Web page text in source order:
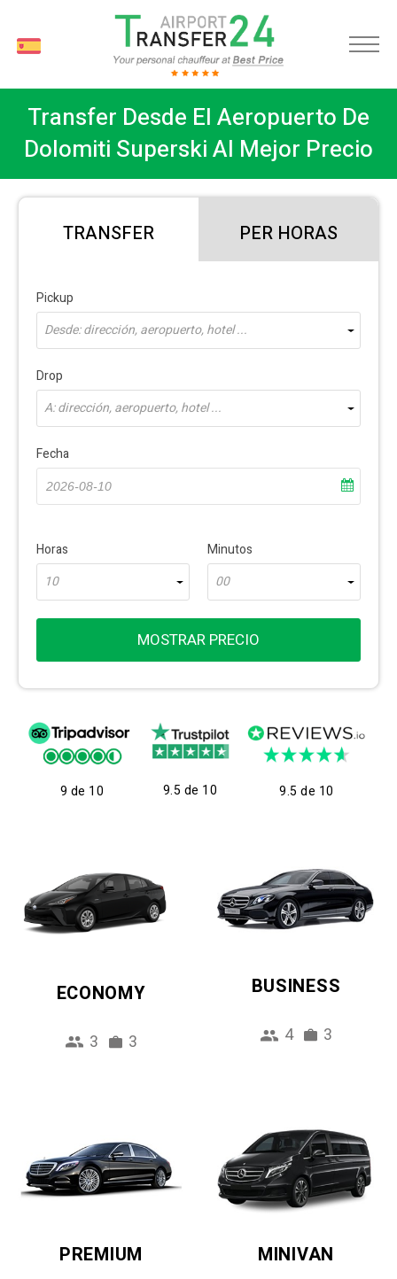
Transfer Desde El Aeropuerto De
Dolomiti Superski Al Mejor Precio
TRANSFER PER HORAS
Pickup
Desde: dirección, aeropuerto, hotel ...
Drop
A: dirección, aeropuerto, hotel ...
Fecha
Horas
10
Minutos
00
MOSTRAR PRECIO
9 de 10 9.5 de 10 9.5 de 10
ECONOMY
3 3
BUSINESS
4 3
PREMIUM MINIVAN